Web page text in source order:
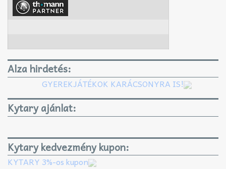
Alza hirdetés:
GYEREKJÁTÉKOK KARÁCSONYRA IS!
Kytary ajánlat:
Kytary kedvezmény kupon:
KYTARY 3%-os kupon